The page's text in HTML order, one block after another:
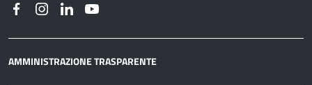
AMMINISTRAZIONE TRASPARENTE